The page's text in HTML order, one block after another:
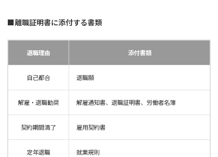
■離職証明書に添付する書類
退職理由 添付書類
自己都合 退職願
解雇・退職勧奨 解雇通知書、退職証明書、労働者名簿
契約期間満了 雇用契約書
定年退職 就業規則